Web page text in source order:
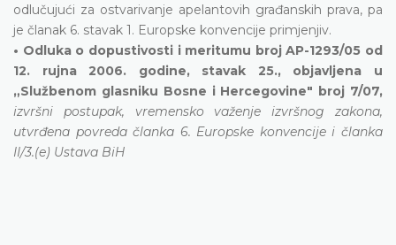
odlučujući za ostvarivanje apelantovih građanskih prava, pa
je članak 6. stavak 1. Europske konvencije primjenjiv.
• Odluka o dopustivosti i meritumu broj AP-1293/05 od
12. rujna 2006. godine, stavak 25., objavljena u
„Službenom glasniku Bosne i Hercegovine" broj 7/07,
izvršni postupak, vremensko važenje izvršnog zakona,
utvrđena povreda članka 6. Europske konvencije i članka
II/3.(e) Ustava BiH